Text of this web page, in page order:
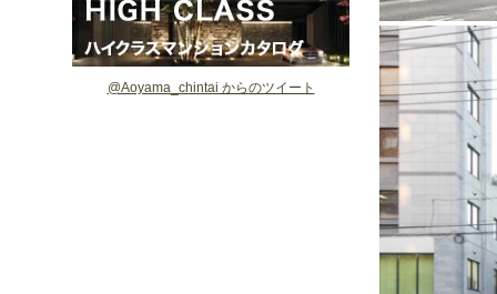
@Aoyama_chintai からのツイート